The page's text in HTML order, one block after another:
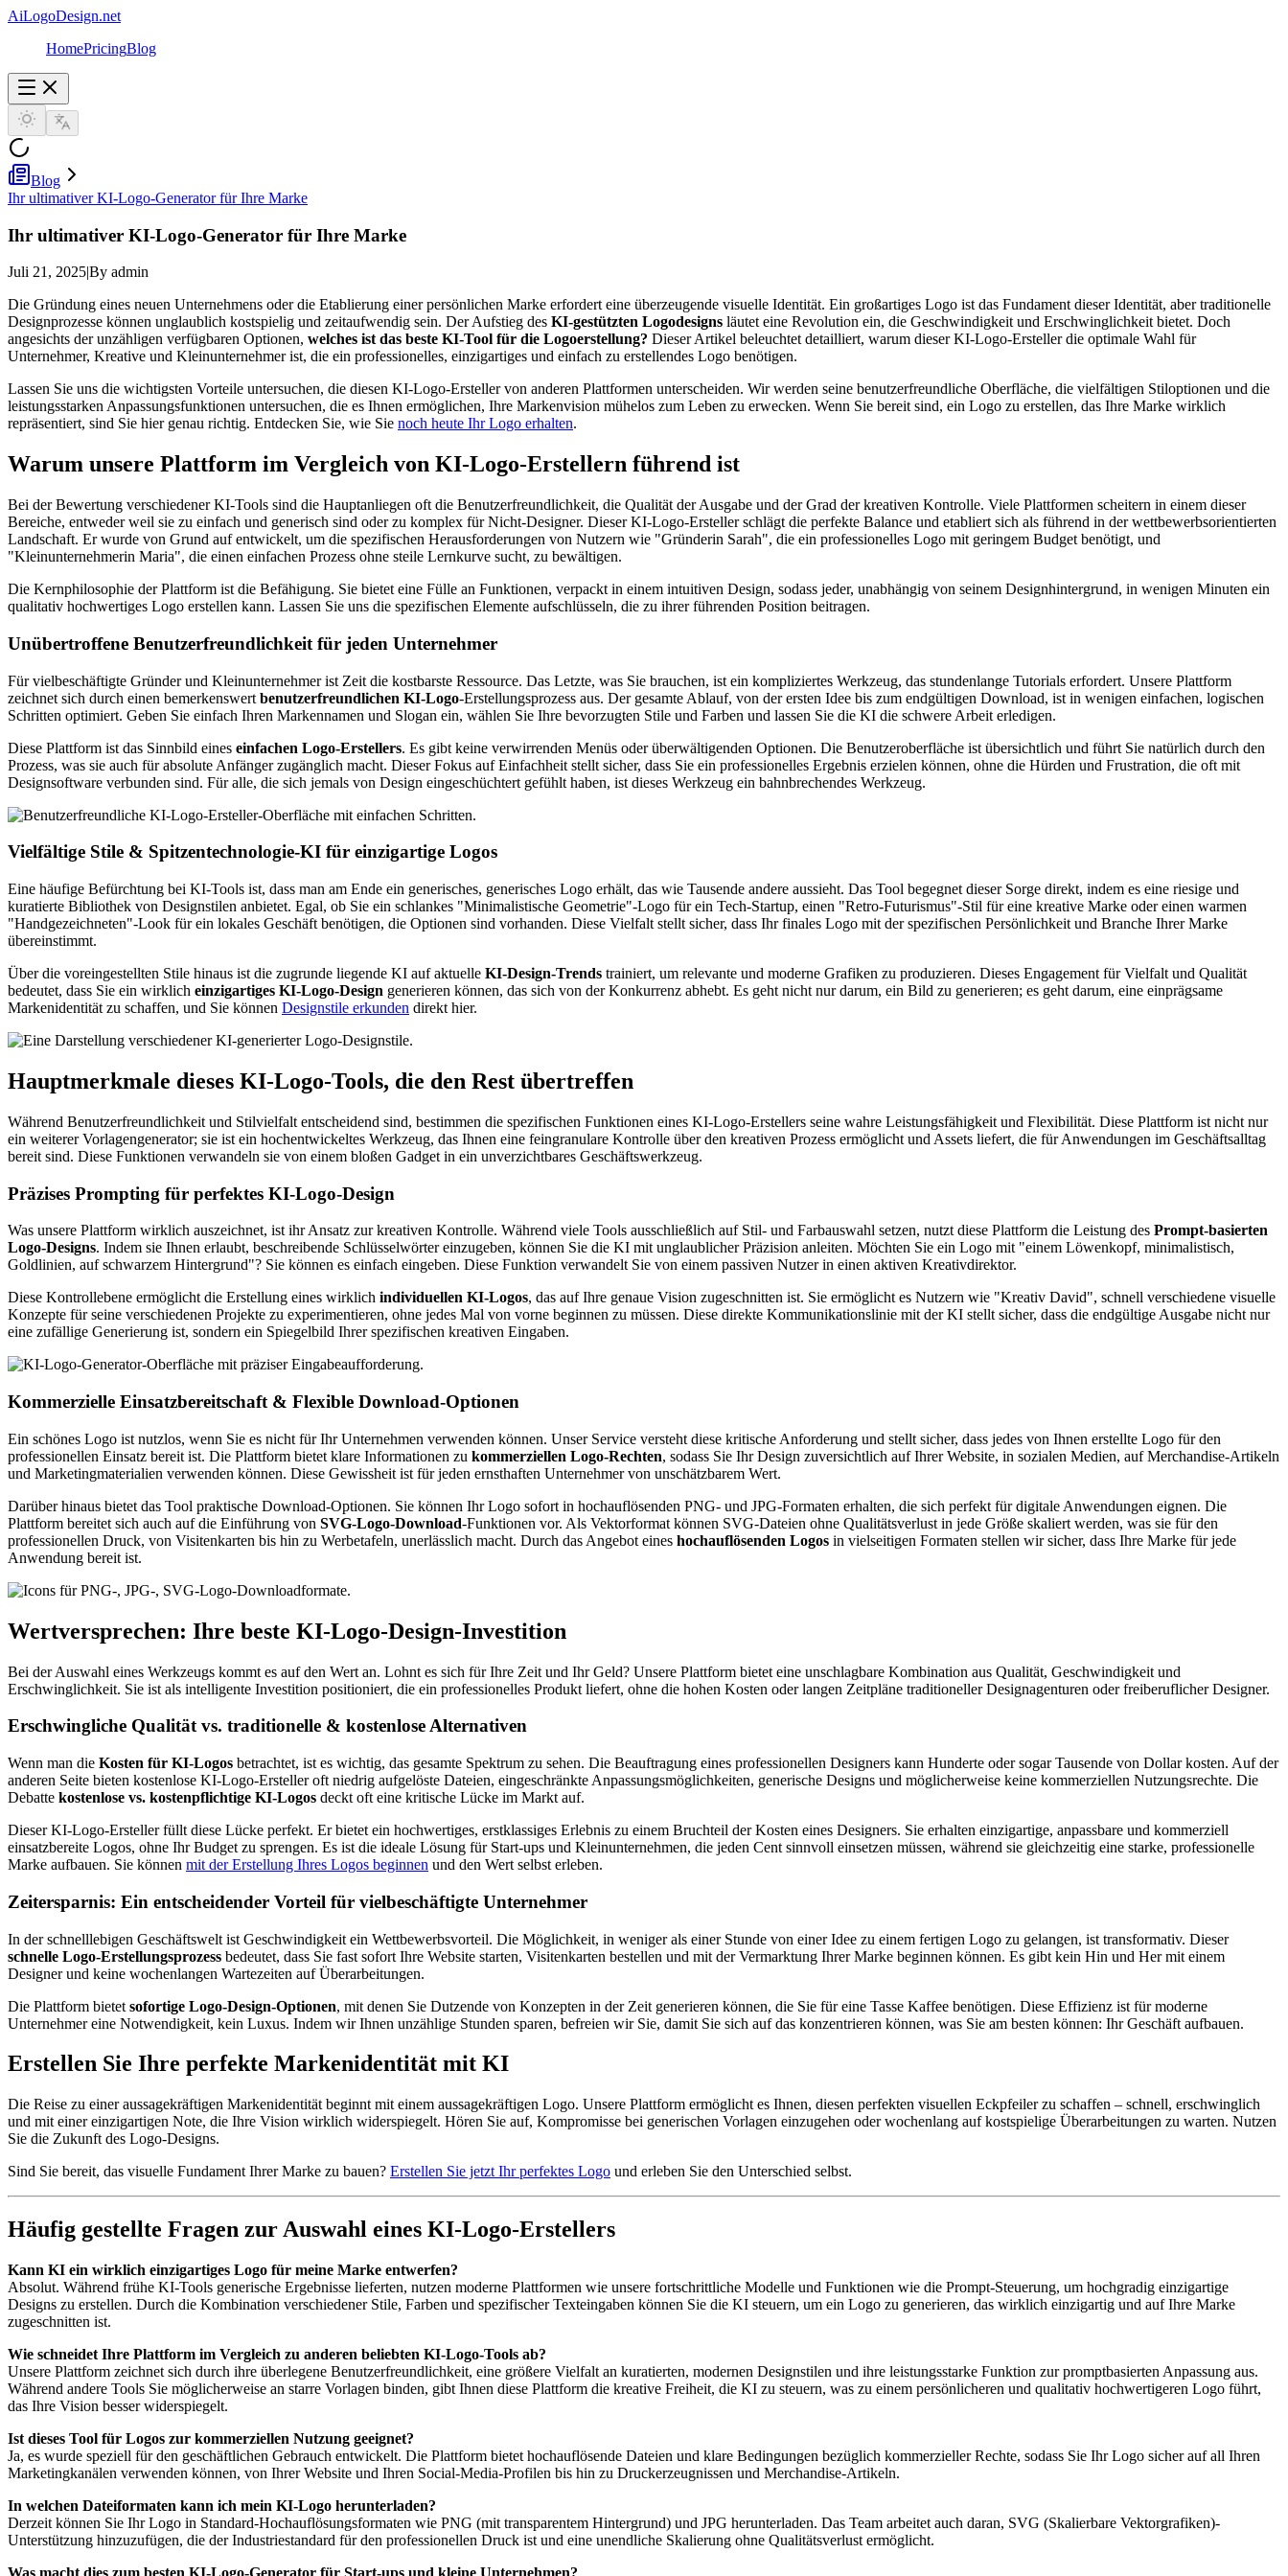
AiLogoDesign.net
HomePricingBlog
Blog
Ihr ultimativer KI-Logo-Generator für Ihre Marke
Ihr ultimativer KI-Logo-Generator für Ihre Marke
Juli 21, 2025|By admin
Die Gründung eines neuen Unternehmens oder die Etablierung einer persönlichen Marke erfordert eine überzeugende visuelle Identität. Ein großartiges Logo ist das Fundament dieser Identität, aber traditionelle
Designprozesse können unglaublich kostspielig und zeitaufwendig sein. Der Aufstieg des KI-gestützten Logodesigns läutet eine Revolution ein, die Geschwindigkeit und Erschwinglichkeit bietet. Doch
angesichts der unzähligen verfügbaren Optionen, welches ist das beste KI-Tool für die Logoerstellung? Dieser Artikel beleuchtet detailliert, warum dieser KI-Logo-Ersteller die optimale Wahl für
Unternehmer, Kreative und Kleinunternehmer ist, die ein professionelles, einzigartiges und einfach zu erstellendes Logo benötigen.
Lassen Sie uns die wichtigsten Vorteile untersuchen, die diesen KI-Logo-Ersteller von anderen Plattformen unterscheiden. Wir werden seine benutzerfreundliche Oberfläche, die vielfältigen Stiloptionen und die
leistungsstarken Anpassungsfunktionen untersuchen, die es Ihnen ermöglichen, Ihre Markenvision mühelos zum Leben zu erwecken. Wenn Sie bereit sind, ein Logo zu erstellen, das Ihre Marke wirklich
repräsentiert, sind Sie hier genau richtig. Entdecken Sie, wie Sie noch heute Ihr Logo erhalten.
Warum unsere Plattform im Vergleich von KI-Logo-Erstellern führend ist
Bei der Bewertung verschiedener KI-Tools sind die Hauptanliegen oft die Benutzerfreundlichkeit, die Qualität der Ausgabe und der Grad der kreativen Kontrolle. Viele Plattformen scheitern in einem dieser
Bereiche, entweder weil sie zu einfach und generisch sind oder zu komplex für Nicht-Designer. Dieser KI-Logo-Ersteller schlägt die perfekte Balance und etabliert sich als führend in der wettbewerbsorientierten
Landschaft. Er wurde von Grund auf entwickelt, um die spezifischen Herausforderungen von Nutzern wie "Gründerin Sarah", die ein professionelles Logo mit geringem Budget benötigt, und
"Kleinunternehmerin Maria", die einen einfachen Prozess ohne steile Lernkurve sucht, zu bewältigen.
Die Kernphilosophie der Plattform ist die Befähigung. Sie bietet eine Fülle an Funktionen, verpackt in einem intuitiven Design, sodass jeder, unabhängig von seinem Designhintergrund, in wenigen Minuten ein
qualitativ hochwertiges Logo erstellen kann. Lassen Sie uns die spezifischen Elemente aufschlüsseln, die zu ihrer führenden Position beitragen.
Unübertroffene Benutzerfreundlichkeit für jeden Unternehmer
Für vielbeschäftigte Gründer und Kleinunternehmer ist Zeit die kostbarste Ressource. Das Letzte, was Sie brauchen, ist ein kompliziertes Werkzeug, das stundenlange Tutorials erfordert. Unsere Plattform
zeichnet sich durch einen bemerkenswert benutzerfreundlichen KI-Logo-Erstellungsprozess aus. Der gesamte Ablauf, von der ersten Idee bis zum endgültigen Download, ist in wenigen einfachen, logischen
Schritten optimiert. Geben Sie einfach Ihren Markennamen und Slogan ein, wählen Sie Ihre bevorzugten Stile und Farben und lassen Sie die KI die schwere Arbeit erledigen.
Diese Plattform ist das Sinnbild eines einfachen Logo-Erstellers. Es gibt keine verwirrenden Menüs oder überwältigenden Optionen. Die Benutzeroberfläche ist übersichtlich und führt Sie natürlich durch den
Prozess, was sie auch für absolute Anfänger zugänglich macht. Dieser Fokus auf Einfachheit stellt sicher, dass Sie ein professionelles Ergebnis erzielen können, ohne die Hürden und Frustration, die oft mit
Designsoftware verbunden sind. Für alle, die sich jemals von Design eingeschüchtert gefühlt haben, ist dieses Werkzeug ein bahnbrechendes Werkzeug.
Vielfältige Stile & Spitzentechnologie-KI für einzigartige Logos
Eine häufige Befürchtung bei KI-Tools ist, dass man am Ende ein generisches, generisches Logo erhält, das wie Tausende andere aussieht. Das Tool begegnet dieser Sorge direkt, indem es eine riesige und
kuratierte Bibliothek von Designstilen anbietet. Egal, ob Sie ein schlankes "Minimalistische Geometrie"-Logo für ein Tech-Startup, einen "Retro-Futurismus"-Stil für eine kreative Marke oder einen warmen
"Handgezeichneten"-Look für ein lokales Geschäft benötigen, die Optionen sind vorhanden. Diese Vielfalt stellt sicher, dass Ihr finales Logo mit der spezifischen Persönlichkeit und Branche Ihrer Marke
übereinstimmt.
Über die voreingestellten Stile hinaus ist die zugrunde liegende KI auf aktuelle KI-Design-Trends trainiert, um relevante und moderne Grafiken zu produzieren. Dieses Engagement für Vielfalt und Qualität
bedeutet, dass Sie ein wirklich einzigartiges KI-Logo-Design generieren können, das sich von der Konkurrenz abhebt. Es geht nicht nur darum, ein Bild zu generieren; es geht darum, eine einprägsame
Markenidentität zu schaffen, und Sie können Designstile erkunden direkt hier.
Hauptmerkmale dieses KI-Logo-Tools, die den Rest übertreffen
Während Benutzerfreundlichkeit und Stilvielfalt entscheidend sind, bestimmen die spezifischen Funktionen eines KI-Logo-Erstellers seine wahre Leistungsfähigkeit und Flexibilität. Diese Plattform ist nicht nur
ein weiterer Vorlagengenerator; sie ist ein hochentwickeltes Werkzeug, das Ihnen eine feingranulare Kontrolle über den kreativen Prozess ermöglicht und Assets liefert, die für Anwendungen im Geschäftsalltag
bereit sind. Diese Funktionen verwandeln sie von einem bloßen Gadget in ein unverzichtbares Geschäftswerkzeug.
Präzises Prompting für perfektes KI-Logo-Design
Was unsere Plattform wirklich auszeichnet, ist ihr Ansatz zur kreativen Kontrolle. Während viele Tools ausschließlich auf Stil- und Farbauswahl setzen, nutzt diese Plattform die Leistung des Prompt-basierten
Logo-Designs. Indem sie Ihnen erlaubt, beschreibende Schlüsselwörter einzugeben, können Sie die KI mit unglaublicher Präzision anleiten. Möchten Sie ein Logo mit "einem Löwenkopf, minimalistisch,
Goldlinien, auf schwarzem Hintergrund"? Sie können es einfach eingeben. Diese Funktion verwandelt Sie von einem passiven Nutzer in einen aktiven Kreativdirektor.
Diese Kontrollebene ermöglicht die Erstellung eines wirklich individuellen KI-Logos, das auf Ihre genaue Vision zugeschnitten ist. Sie ermöglicht es Nutzern wie "Kreativ David", schnell verschiedene visuelle
Konzepte für seine verschiedenen Projekte zu experimentieren, ohne jedes Mal von vorne beginnen zu müssen. Diese direkte Kommunikationslinie mit der KI stellt sicher, dass die endgültige Ausgabe nicht nur
eine zufällige Generierung ist, sondern ein Spiegelbild Ihrer spezifischen kreativen Eingaben.
Kommerzielle Einsatzbereitschaft & Flexible Download-Optionen
Ein schönes Logo ist nutzlos, wenn Sie es nicht für Ihr Unternehmen verwenden können. Unser Service versteht diese kritische Anforderung und stellt sicher, dass jedes von Ihnen erstellte Logo für den
professionellen Einsatz bereit ist. Die Plattform bietet klare Informationen zu kommerziellen Logo-Rechten, sodass Sie Ihr Design zuversichtlich auf Ihrer Website, in sozialen Medien, auf Merchandise-Artikeln
und Marketingmaterialien verwenden können. Diese Gewissheit ist für jeden ernsthaften Unternehmer von unschätzbarem Wert.
Darüber hinaus bietet das Tool praktische Download-Optionen. Sie können Ihr Logo sofort in hochauflösenden PNG- und JPG-Formaten erhalten, die sich perfekt für digitale Anwendungen eignen. Die
Plattform bereitet sich auch auf die Einführung von SVG-Logo-Download-Funktionen vor. Als Vektorformat können SVG-Dateien ohne Qualitätsverlust in jede Größe skaliert werden, was sie für den
professionellen Druck, von Visitenkarten bis hin zu Werbetafeln, unerlässlich macht. Durch das Angebot eines hochauflösenden Logos in vielseitigen Formaten stellen wir sicher, dass Ihre Marke für jede
Anwendung bereit ist.
Wertversprechen: Ihre beste KI-Logo-Design-Investition
Bei der Auswahl eines Werkzeugs kommt es auf den Wert an. Lohnt es sich für Ihre Zeit und Ihr Geld? Unsere Plattform bietet eine unschlagbare Kombination aus Qualität, Geschwindigkeit und
Erschwinglichkeit. Sie ist als intelligente Investition positioniert, die ein professionelles Produkt liefert, ohne die hohen Kosten oder langen Zeitpläne traditioneller Designagenturen oder freiberuflicher Designer.
Erschwingliche Qualität vs. traditionelle & kostenlose Alternativen
Wenn man die Kosten für KI-Logos betrachtet, ist es wichtig, das gesamte Spektrum zu sehen. Die Beauftragung eines professionellen Designers kann Hunderte oder sogar Tausende von Dollar kosten. Auf der
anderen Seite bieten kostenlose KI-Logo-Ersteller oft niedrig aufgelöste Dateien, eingeschränkte Anpassungsmöglichkeiten, generische Designs und möglicherweise keine kommerziellen Nutzungsrechte. Die
Debatte kostenlose vs. kostenpflichtige KI-Logos deckt oft eine kritische Lücke im Markt auf.
Dieser KI-Logo-Ersteller füllt diese Lücke perfekt. Er bietet ein hochwertiges, erstklassiges Erlebnis zu einem Bruchteil der Kosten eines Designers. Sie erhalten einzigartige, anpassbare und kommerziell
einsatzbereite Logos, ohne Ihr Budget zu sprengen. Es ist die ideale Lösung für Start-ups und Kleinunternehmen, die jeden Cent sinnvoll einsetzen müssen, während sie gleichzeitig eine starke, professionelle
Marke aufbauen. Sie können mit der Erstellung Ihres Logos beginnen und den Wert selbst erleben.
Zeitersparnis: Ein entscheidender Vorteil für vielbeschäftigte Unternehmer
In der schnelllebigen Geschäftswelt ist Geschwindigkeit ein Wettbewerbsvorteil. Die Möglichkeit, in weniger als einer Stunde von einer Idee zu einem fertigen Logo zu gelangen, ist transformativ. Dieser
schnelle Logo-Erstellungsprozess bedeutet, dass Sie fast sofort Ihre Website starten, Visitenkarten bestellen und mit der Vermarktung Ihrer Marke beginnen können. Es gibt kein Hin und Her mit einem
Designer und keine wochenlangen Wartezeiten auf Überarbeitungen.
Die Plattform bietet sofortige Logo-Design-Optionen, mit denen Sie Dutzende von Konzepten in der Zeit generieren können, die Sie für eine Tasse Kaffee benötigen. Diese Effizienz ist für moderne
Unternehmer eine Notwendigkeit, kein Luxus. Indem wir Ihnen unzählige Stunden sparen, befreien wir Sie, damit Sie sich auf das konzentrieren können, was Sie am besten können: Ihr Geschäft aufbauen.
Erstellen Sie Ihre perfekte Markenidentität mit KI
Die Reise zu einer aussagekräftigen Markenidentität beginnt mit einem aussagekräftigen Logo. Unsere Plattform ermöglicht es Ihnen, diesen perfekten visuellen Eckpfeiler zu schaffen – schnell, erschwinglich
und mit einer einzigartigen Note, die Ihre Vision wirklich widerspiegelt. Hören Sie auf, Kompromisse bei generischen Vorlagen einzugehen oder wochenlang auf kostspielige Überarbeitungen zu warten. Nutzen
Sie die Zukunft des Logo-Designs.
Sind Sie bereit, das visuelle Fundament Ihrer Marke zu bauen? Erstellen Sie jetzt Ihr perfektes Logo und erleben Sie den Unterschied selbst.
Häufig gestellte Fragen zur Auswahl eines KI-Logo-Erstellers
Kann KI ein wirklich einzigartiges Logo für meine Marke entwerfen?
Absolut. Während frühe KI-Tools generische Ergebnisse lieferten, nutzen moderne Plattformen wie unsere fortschrittliche Modelle und Funktionen wie die Prompt-Steuerung, um hochgradig einzigartige
Designs zu erstellen. Durch die Kombination verschiedener Stile, Farben und spezifischer Texteingaben können Sie die KI steuern, um ein Logo zu generieren, das wirklich einzigartig und auf Ihre Marke
zugeschnitten ist.
Wie schneidet Ihre Plattform im Vergleich zu anderen beliebten KI-Logo-Tools ab?
Unsere Plattform zeichnet sich durch ihre überlegene Benutzerfreundlichkeit, eine größere Vielfalt an kuratierten, modernen Designstilen und ihre leistungsstarke Funktion zur promptbasierten Anpassung aus.
Während andere Tools Sie möglicherweise an starre Vorlagen binden, gibt Ihnen diese Plattform die kreative Freiheit, die KI zu steuern, was zu einem persönlicheren und qualitativ hochwertigeren Logo führt,
das Ihre Vision besser widerspiegelt.
Ist dieses Tool für Logos zur kommerziellen Nutzung geeignet?
Ja, es wurde speziell für den geschäftlichen Gebrauch entwickelt. Die Plattform bietet hochauflösende Dateien und klare Bedingungen bezüglich kommerzieller Rechte, sodass Sie Ihr Logo sicher auf all Ihren
Marketingkanälen verwenden können, von Ihrer Website und Ihren Social-Media-Profilen bis hin zu Druckerzeugnissen und Merchandise-Artikeln.
In welchen Dateiformaten kann ich mein KI-Logo herunterladen?
Derzeit können Sie Ihr Logo in Standard-Hochauflösungsformaten wie PNG (mit transparentem Hintergrund) und JPG herunterladen. Das Team arbeitet auch daran, SVG (Skalierbare Vektorgrafiken)-
Unterstützung hinzuzufügen, die der Industriestandard für den professionellen Druck ist und eine unendliche Skalierung ohne Qualitätsverlust ermöglicht.